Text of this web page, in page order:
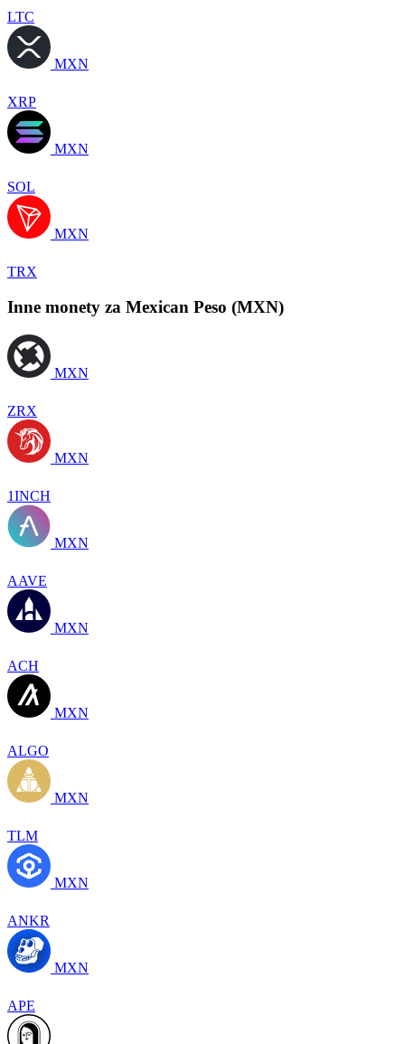
LTC
MXN
XRP
MXN
SOL
MXN
TRX
Inne monety za Mexican Peso (MXN)
MXN
ZRX
MXN
1INCH
MXN
AAVE
MXN
ACH
MXN
ALGO
MXN
TLM
MXN
ANKR
MXN
APE